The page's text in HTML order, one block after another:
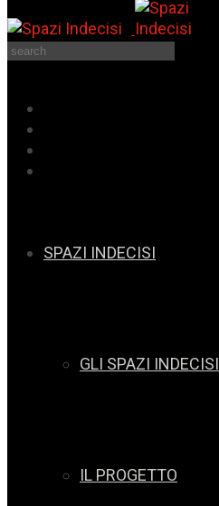
SPAZI INDECISI
GLI SPAZI INDECISI
IL PROGETTO